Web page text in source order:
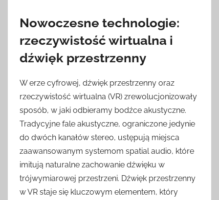
Nowoczesne technologie:
rzeczywistość wirtualna i
dźwięk przestrzenny
W erze cyfrowej, dźwięk przestrzenny oraz
rzeczywistość wirtualna (VR) zrewolucjonizowały
sposób, w jaki odbieramy bodźce akustyczne.
Tradycyjne fale akustyczne, ograniczone jedynie
do dwóch kanałów stereo, ustępują miejsca
zaawansowanym systemom spatial audio, które
imitują naturalne zachowanie dźwięku w
trójwymiarowej przestrzeni. Dźwięk przestrzenny
w VR staje się kluczowym elementem, który